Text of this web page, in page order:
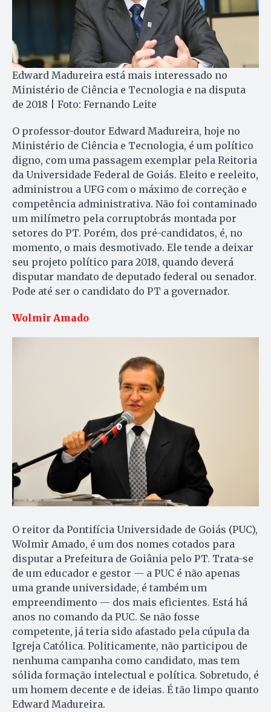
Edward Madureira está mais interessado no
Ministério de Ciência e Tecnologia e na disputa
de 2018 | Foto: Fernando Leite
O professor-doutor Edward Madureira, hoje no
Ministério de Ciência e Tecnologia, é um político
digno, com uma passagem exemplar pela Reitoria
da Universidade Federal de Goiás. Eleito e reeleito,
administrou a UFG com o máximo de correção e
competência administrativa. Não foi contaminado
um milímetro pela corruptobrás montada por
setores do PT. Porém, dos pré-candidatos, é, no
momento, o mais desmotivado. Ele tende a deixar
seu projeto político para 2018, quando deverá
disputar mandato de deputado federal ou senador.
Pode até ser o candidato do PT a governador.
Wolmir Amado
O reitor da Pontifícia Universidade de Goiás (PUC),
Wolmir Amado, é um dos nomes cotados para
disputar a Prefeitura de Goiânia pelo PT. Trata-se
de um educador e gestor — a PUC é não apenas
uma grande universidade, é também um
empreendimento — dos mais eficientes. Está há
anos no comando da PUC. Se não fosse
competente, já teria sido afastado pela cúpula da
Igreja Católica. Politicamente, não participou de
nenhuma campanha como candidato, mas tem
sólida formação intelectual e política. Sobretudo, é
um homem decente e de ideias. É tão limpo quanto
Edward Madureira.